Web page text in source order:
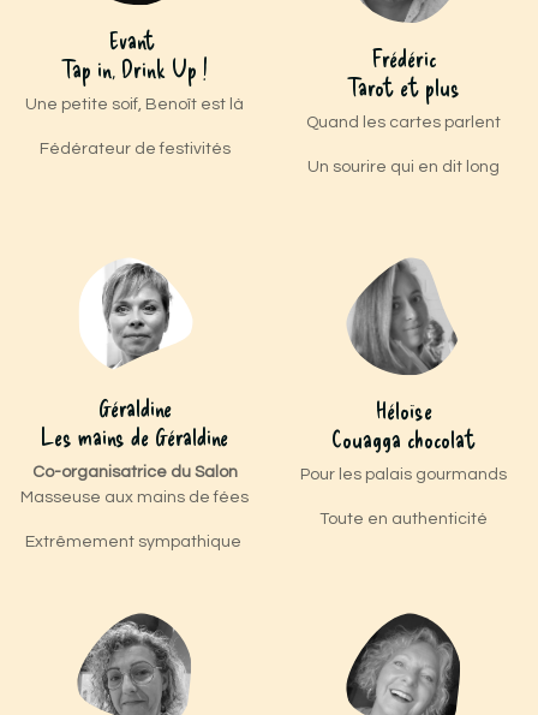
Evant
Tap in, Drink Up !
Une petite soif, Benoît est là
Fédérateur de festivités
Frédéric
Tarot et plus
Quand les cartes parlent
Un sourire qui en dit long
Géraldine
Les mains de Géraldine
Co-organisatrice du Salon
Masseuse aux mains de fées
Extrêmement sympathique
Héloïse
Couagga chocolat
Pour les palais gourmands
Toute en authenticité